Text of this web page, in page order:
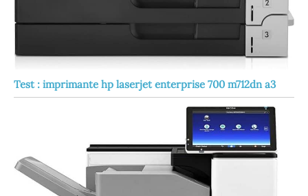
Test : imprimante hp laserjet enterprise 700 m712dn a3